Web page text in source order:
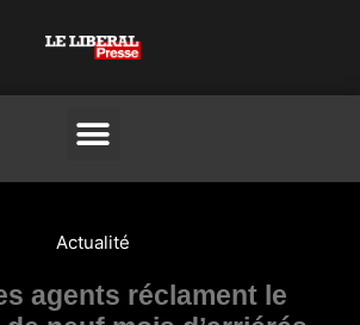
Actualité
agents réclament le